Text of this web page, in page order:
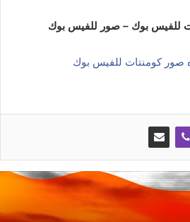
للفيس بوك – صور للفيس بوك
صور كومنتات للفيس بوك